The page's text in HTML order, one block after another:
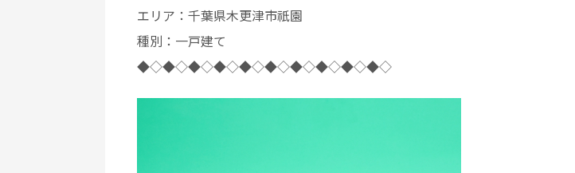
エリア：千葉県木更津市祇園
種別：一戸建て
◆◇◆◇◆◇◆◇◆◇◆◇◆◇◆◇◆◇◆◇